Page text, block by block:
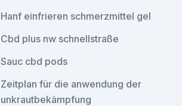
Hanf einfrieren schmerzmittel gel
Cbd plus nw schnellstraße
Sauc cbd pods
Zeitplan für die anwendung der
unkrautbekämpfung